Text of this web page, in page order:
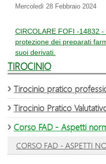
Mercoledì 28 Febbraio 2024
CIRCOLARE FOFI -14832
protezione dei preparati
suoi derivati.
TIROCINIO
Tirocinio pratico
Tirocinio Pratico
Corso FAD - Aspetti
CORSO FAD - ASPETTI